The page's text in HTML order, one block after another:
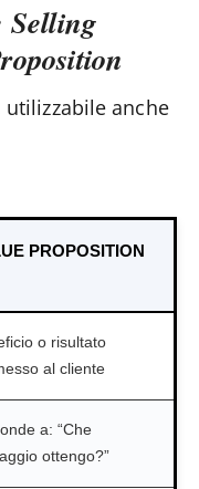
Selling
utilizzabile anche
PROPOSITION
o risultato
al cliente
a: “Che
ottengo?”